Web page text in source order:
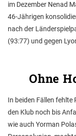
im Dezember Nenad
46-Jährigen
nach der
(93:77) und gegen
Ohne
In beiden Fällen fehlte
den Klub noch bis
wie auch Yorman